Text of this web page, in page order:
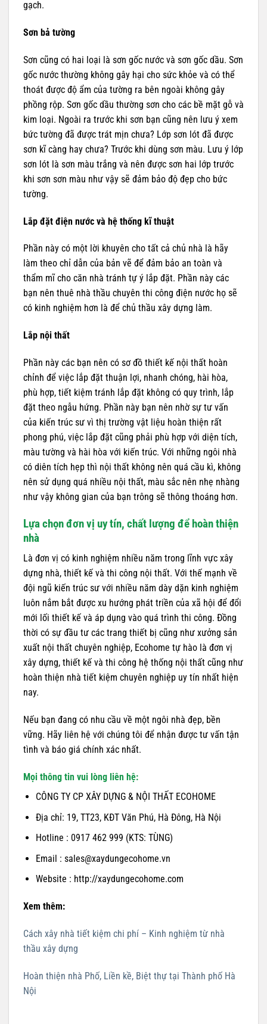
gạch.
Sơn bả tường
Sơn cũng có hai loại là sơn gốc nước và sơn gốc dầu. Sơn
gốc nước thường không gây hại cho sức khỏe và có thể
thoát được độ ẩm của tường ra bên ngoài không gây
phồng rộp. Sơn gốc dầu thường sơn cho các bề mặt gỗ và
kim loại. Ngoài ra trước khi sơn bạn cũng nên lưu ý xem
bức tường đã được trát mịn chưa? Lớp sơn lót đã được
sơn kĩ càng hay chưa? Trước khi dùng sơn màu. Lưu ý lớp
sơn lót là sơn màu trắng và nên được sơn hai lớp trước
khi sơn sơn màu như vậy sẽ đảm bảo độ đẹp cho bức
tường.
Lắp đặt điện nước và hệ thống kĩ thuật
Phần này có một lời khuyên cho tất cả chủ nhà là hãy
làm theo chỉ dẫn của bản vẽ để đảm bảo an toàn và
thẩm mĩ cho căn nhà tránh tự ý lắp đặt. Phần này các
bạn nên thuê nhà thầu chuyên thi công điện nước họ sẽ
có kinh nghiệm hơn là để chủ thầu xây dựng làm.
Lắp nội thất
Phần này các bạn nên có sơ đồ thiết kế nội thất hoàn
chỉnh để việc lắp đặt thuận lợi, nhanh chóng, hài hòa,
phù hợp, tiết kiệm tránh lắp đặt không có quy trình, lắp
đặt theo ngẫu hứng. Phần này bạn nên nhờ sự tư vấn
của kiến trúc sư vì thị trường vật liệu hoàn thiện rất
phong phú, việc lắp đặt cũng phải phù hợp với diện tích,
màu tường và hài hòa với kiến trúc. Với những ngôi nhà
có diên tích hẹp thì nội thất không nên quá cầu kì, không
nên sử dụng quá nhiều nội thất, màu sắc nên nhẹ nhàng
như vậy không gian của bạn trông sẽ thông thoáng hơn.
Lựa chọn đơn vị uy tín, chất lượng để hoàn thiện
nhà
Là đơn vị có kinh nghiệm nhiều năm trong lĩnh vực xây
dựng nhà, thiết kế và thi công nội thất. Với thế mạnh về
đội ngũ kiến trúc sư với nhiều năm dày dặn kinh nghiệm
luôn nắm bắt được xu hướng phát triền của xã hội để đổi
mới lối thiết kế và áp dụng vào quá trình thi công. Đồng
thời có sự đầu tư các trang thiết bị cũng như xưởng sản
xuất nội thất chuyên nghiệp, Ecohome tự hào là đơn vị
xây dựng, thiết kế và thi công hệ thống nội thất cũng như
hoàn thiện nhà tiết kiệm chuyên nghiệp uy tín nhất hiện
nay.
Nếu bạn đang có nhu cầu về một ngôi nhà đẹp, bền
vững. Hãy liên hệ với chúng tôi để nhận được tư vấn tận
tình và báo giá chính xác nhất.
Mọi thông tin vui lòng liên hệ:
CÔNG TY CP XÂY DỰNG & NỘI THẤT ECOHOME
Địa chỉ: 19, TT23, KĐT Văn Phú, Hà Đông, Hà Nội
Hotline : 0917 462 999 (KTS: TÙNG)
Email : sales@xaydungecohome.vn
Website : http://xaydungecohome.com
Xem thêm:
Cách xây nhà tiết kiệm chi phí – Kinh nghiệm từ nhà
thầu xây dựng
Hoàn thiện nhà Phố, Liền kề, Biệt thự tại Thành phố Hà
Nội